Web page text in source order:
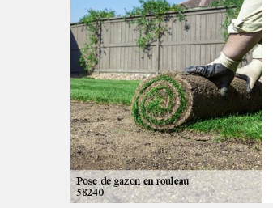
Hoerter Joseph Elagage 58
Entreprise
en
Allier
Excellent jardinier à Mars Sur